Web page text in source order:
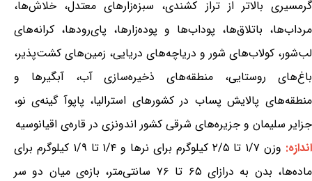
گرمسیری بالاتر از تراز کشندی، سبزه‌زارهای معتدل، خلاش‌ها،
مرداب‌ها، باتلاق‌ها، پوداب‌ها و پوده‌زارها، پای‌رودها، کرانه‌های
لب‌شور، کولاب‌های شور و دریاچه‌های دریایی، زمین‌های کشت‌پذیر،
باغ‌های روستایی، منطقه‌های ذخیره‌سازی آب، آبگیرها و
منطقه‌های پالایش پساب در کشورهای استرالیا، پاپوآ گینه‌ی نو،
جزایر سلیمان و جزیره‌های شرقی کشور اندونزی در قاره‌ی اقیانوسیه
اندازه:
وزن ۱/۷ تا ۲/۵ کیلوگرم برای نرها و ۱/۴ تا ۱/۹ کیلوگرم برای
ماده‌ها، بدن به درازای ۶۵ تا ۷۶ سانتی‌متر، بازه‌ی میان دو سر